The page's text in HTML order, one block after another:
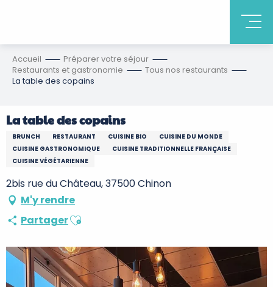
Accueil
Préparer votre séjour
Restaurants et gastronomie
Tous nos restaurants
La table des copains
La table des copains
BRUNCH RESTAURANT CUISINE BIO
CUISINE DU MONDE
CUISINE GASTRONOMIQUE
CUISINE TRADITIONNELLE FRANÇAISE
CUISINE VÉGÉTARIENNE
2bis rue du Château, 37500 Chinon
M'y rendre
PartagerAjouter aux favoris